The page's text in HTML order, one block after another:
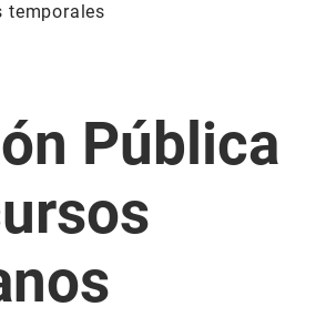
temporales
Pública